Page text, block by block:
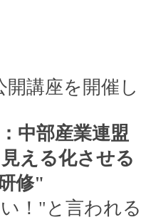
開講座を開催
中部産業連盟
える化させ
修"
！"と言われ